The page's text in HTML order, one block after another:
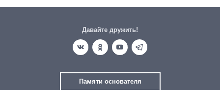
Давайте дружить!
Памяти основателя